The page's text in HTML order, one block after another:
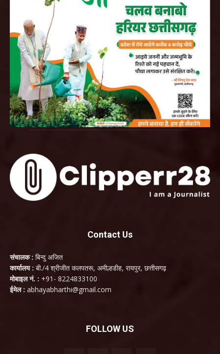
Contact Us
संचालक : बिन्दु अजित
कार्यालय : बी./4 श्रीजीत कलपतरू, अमील्हडीह, रायपुर, छत्तीसगढ़
मोबाइल नं. : +91- 8224833100
ईमेल : abhayabharthi@gmail.com
FOLLOW US